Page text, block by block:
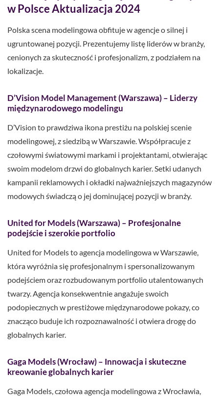
w Polsce Aktualizacja 2024
Polska scena modelingowa obfituje w agencje o silnej i
ugruntowanej pozycji. Prezentujemy listę liderów w branży,
cenionych za skuteczność i profesjonalizm, z podziałem na
lokalizacje.
D’Vision Model Management (Warszawa) – Liderzy
międzynarodowego modelingu
D’Vision to prawdziwa ikona prestiżu na polskiej scenie
modelingowej, z siedzibą w Warszawie. Współpracuje z
czołowymi światowymi markami i projektantami, otwierając
swoim modelom drzwi do globalnych karier. Setki udanych
kampanii reklamowych i okładki najważniejszych magazynów
modowych świadczą o jej dominującej pozycji w branży.
United for Models (Warszawa) – Profesjonalne
podejście i szerokie portfolio
United for Models to agencja modelingowa w Warszawie,
która wyróżnia się profesjonalnym i spersonalizowanym
podejściem oraz rozbudowanym portfolio utalentowanych
twarzy. Agencja konsekwentnie angażuje swoich
podopiecznych w prestiżowe międzynarodowe pokazy, co
znacząco buduje ich rozpoznawalność i otwiera drogę do
globalnych karier.
Gaga Models (Wrocław) – Innowacja i skuteczne
kreowanie globalnych karier
Gaga Models, czołowa agencja modelingowa z Wrocławia,